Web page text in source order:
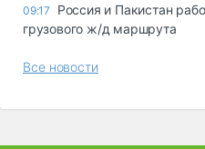
09:17
Россия и Пакистан
грузового ж/д маршрута
Все новости